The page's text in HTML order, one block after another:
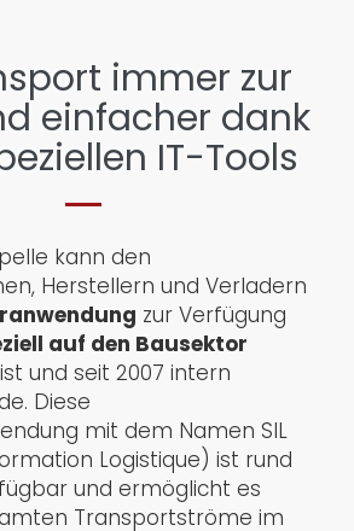
immer zur
einfacher dank
IT-Tools
kann den
Herstellern und Verladern
zur Verfügung
auf den Bausektor
und seit 2007 intern
Diese
mit dem Namen SIL
Logistique) ist rund
und ermöglicht es
Transportströme im